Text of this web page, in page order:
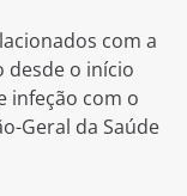
com a
desde o início
infeção com o
Geral da Saúde